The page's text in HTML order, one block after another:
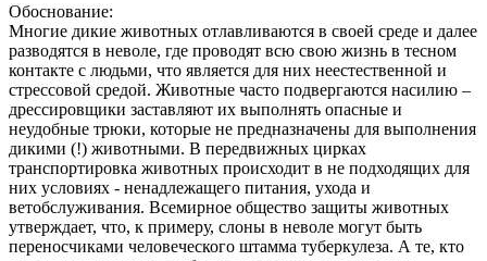
Обоснование:
Многие дикие животных отлавливаются в своей среде и далее
разводятся в неволе, где проводят всю свою жизнь в тесном
контакте с людьми, что является для них неестественной и
стрессовой средой. Животные часто подвергаются насилию –
дрессировщики заставляют их выполнять опасные и
неудобные трюки, которые не предназначены для выполнения
дикими (!) животными. В передвижных цирках
транспортировка животных происходит в не подходящих для
них условиях - ненадлежащего питания, ухода и
ветобслуживания. Всемирное общество защиты животных
утверждает, что, к примеру, слоны в неволе могут быть
переносчиками человеческого штамма туберкулеза. А те, кто